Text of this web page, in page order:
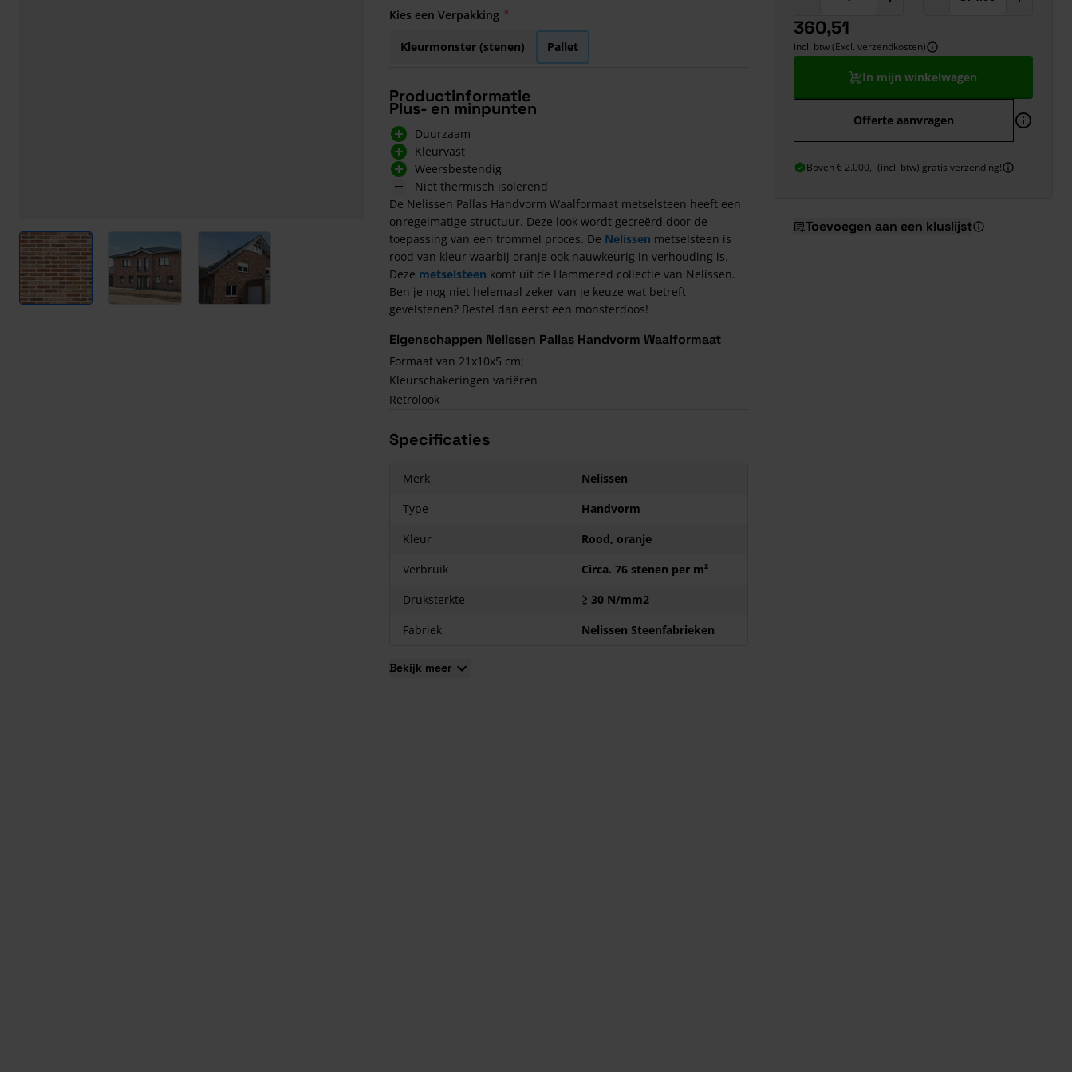
View larger image View larger image
Kies een Verpakking
Kleurmonster (stenen) Pallet
Productinformatie
Plus- en minpunten
Duurzaam
Kleurvast
Weersbestendig
Niet thermisch isolerend
De Nelissen Pallas Handvorm Waalformaat metselsteen heeft een
onregelmatige structuur. Deze look wordt gecreërd door de
toepassing van een trommel proces. De Nelissen metselsteen is
rood van kleur waarbij oranje ook nauwkeurig in verhouding is.
Deze metselsteen komt uit de Hammered collectie van Nelissen.
Ben je nog niet helemaal zeker van je keuze wat betreft
gevelstenen? Bestel dan eerst een monsterdoos!
Eigenschappen Nelissen Pallas Handvorm Waalformaat
Formaat van 21x10x5 cm;
Kleurschakeringen variëren
Retrolook
Specificaties
Merk
Nelissen
Type
Handvorm
Kleur
Rood, oranje
Verbruik
Circa. 76 stenen per m²
Druksterkte
≥ 30 N/mm2
Fabriek
Nelissen Steenfabrieken
Bekijk meer
360,51
incl. btw (Excl. verzendkosten)
In mijn winkelwagen
Offerte aanvragen
Boven € 2.000,- (incl. btw) gratis verzending!
Toevoegen aan een kluslijst